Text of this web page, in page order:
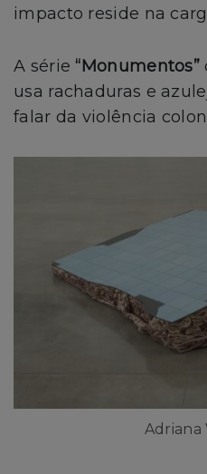
impacto reside na
A série“Monumentos”
usa rachaduras e
falar da violência
Adriana